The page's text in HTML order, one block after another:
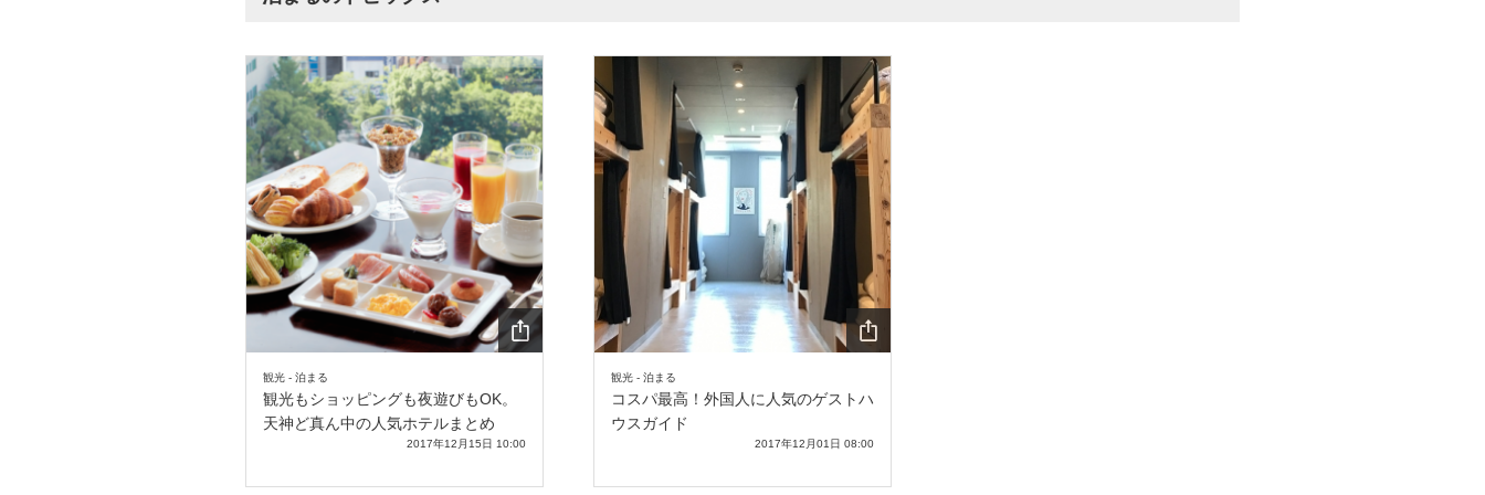
RE
観光 - 泊まる
観光もショッピングも夜遊びもOK。
天神ど真ん中の人気ホテルまとめ
2017年12月15日 10:00
RE
観光 - 泊まる
コスパ最高！外国人に人気のゲストハ
ウスガイド
2017年12月01日 08:00